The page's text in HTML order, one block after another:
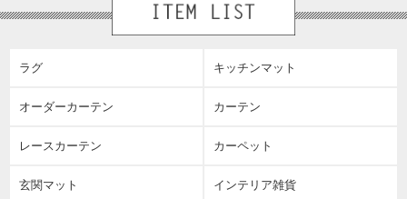
ラグ キッチンマット
オーダーカーテン カーテン
レースカーテン カーペット
玄関マット インテリア雑貨